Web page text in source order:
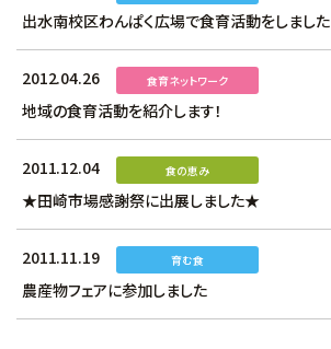
出水南校区わんぱく広場で食育活動をしました
2012.04.26 食育ネットワーク
地域の食育活動を紹介します！
2011.12.04 食の恵み
★田崎市場感謝祭に出展しました★
2011.11.19 育む食
農産物フェアに参加しました